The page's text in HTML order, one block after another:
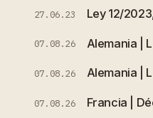
27.06.23 Ley 12/
07.08.26 Alemania |
07.08.26 Alemania |
07.08.26 Francia |